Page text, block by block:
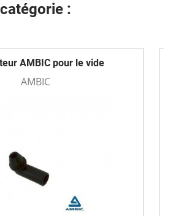
catégorie :
AMBIC pour le vide
AMBIC